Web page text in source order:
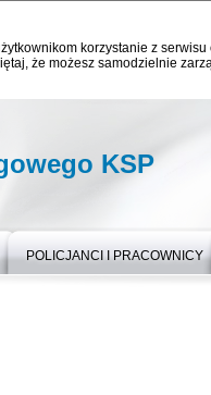
korzystanie z
że możesz samodzielnie
KSP
POLICJANCI I PRACOWNICY